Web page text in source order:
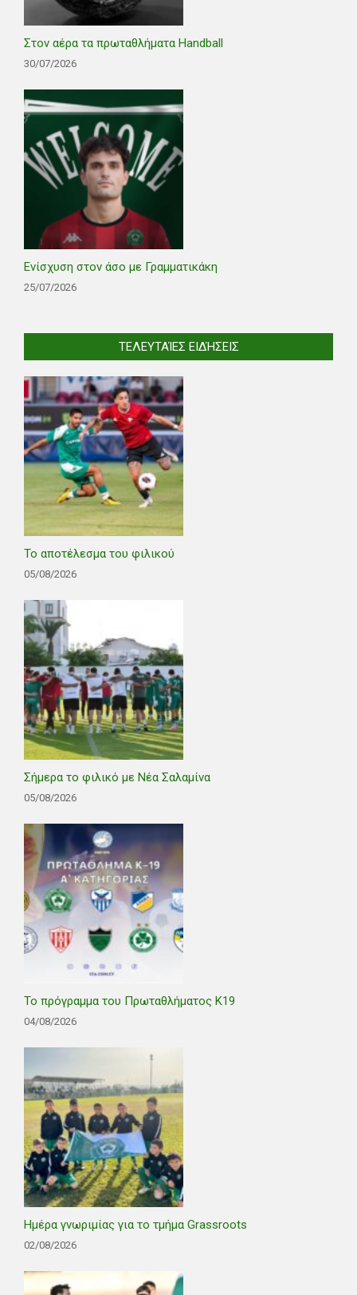
Στον αέρα τα πρωταθλήματα Handball
30/07/2026
Ενίσχυση στον άσο με Γραμματικάκη
25/07/2026
ΤΕΛΕΥΤΑΊΕΣ ΕΙΔΉΣΕΙΣ
Το αποτέλεσμα του φιλικού
05/08/2026
Σήμερα το φιλικό με Νέα Σαλαμίνα
05/08/2026
Το πρόγραμμα του Πρωταθλήματος Κ19
04/08/2026
Ημέρα γνωριμίας για το τμήμα Grassroots
02/08/2026